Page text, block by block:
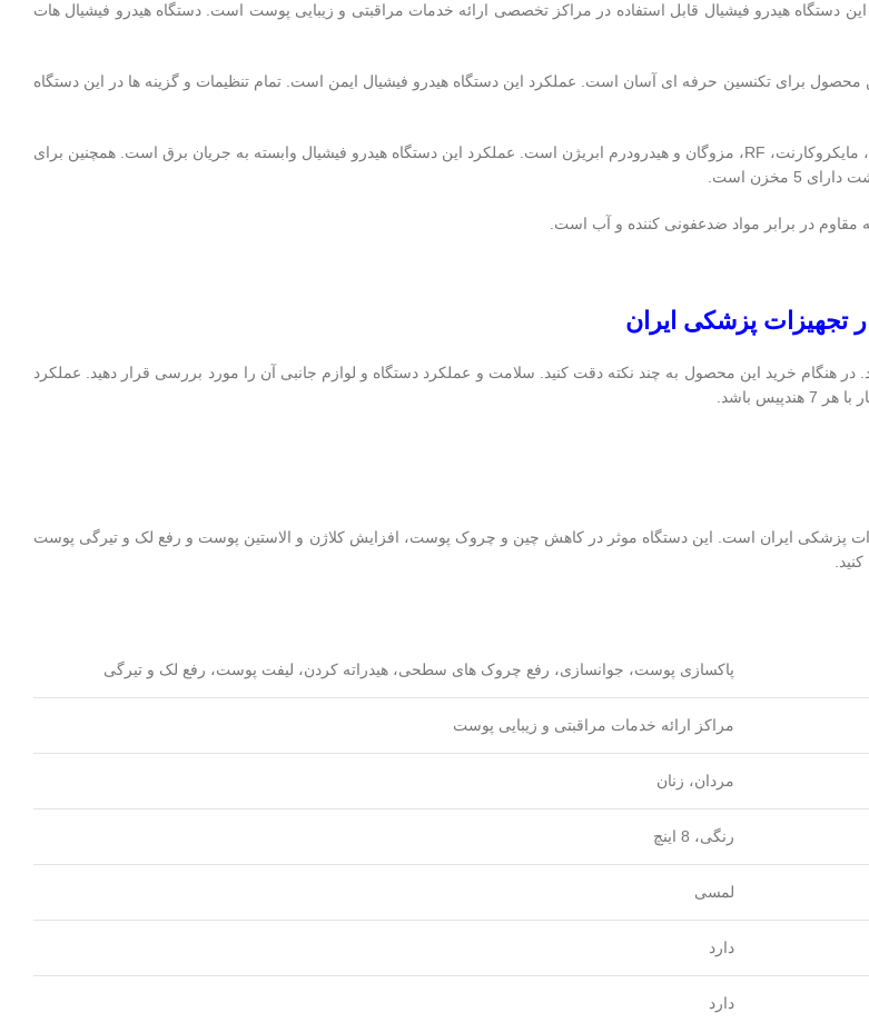
هیدرو فیشیال قابل استفاده در مراکز تخصصی ارائه خدمات مراقبتی و زیبایی پوست است. دستگاه هیدرو فیشیال هات
برای تکنسین حرفه ای آسان است. عملکرد این دستگاه هیدرو فیشیال ایمن است. تمام تنظیمات و گزینه ها در این دستگاه
دستگاه هیدرو فیشیال هات بابل دارای هندپیس های اسپری اکسیژن، اولتراسونیک، سرد و گرم، مایکروکارنت، RF، مزوگان و هیدرودرم ابریژن است. عملکرد این دستگاه هیدرو فیشیال وابسته به جریان برق است. همچنین برای
است.
در برابر مواد ضدعفونی کننده و آب است.
تجهیزات پزشکی ایران
هنگام خرید این محصول به چند نکته دقت کنید. سلامت و عملکرد دستگاه و لوازم جانبی آن را مورد بررسی قرار دهید. عملکرد
باشد.
پزشکی ایران است. این دستگاه موثر در کاهش چین و چروک پوست، افزایش کلاژن و الاستین پوست و رفع لک و تیرگی پوست
پاکسازی پوست، جوانسازی، رفع چروک های سطحی، هیدراته کردن، لیفت پوست، رفع لک و تیرگی
مراکز ارائه خدمات مراقبتی و زیبایی پوست
مردان، زنان
رنگی، 8 اینچ
لمسی
دارد
دارد